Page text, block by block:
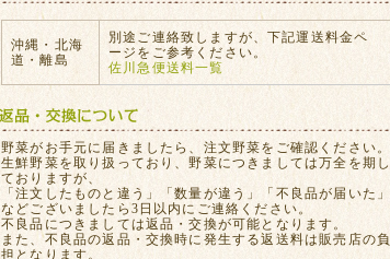
沖縄・北海
道・離島
別途ご連絡致しますが、下記運送料金ペ
ージをご参考ください。
佐川急便送料一覧
野菜がお手元に届きましたら、注文野菜をご確認ください。
生鮮野菜を取り扱っており、野菜につきましては万全を期し
ておりますが、
「注文したものと違う」「数量が違う」「不良品が届いた」
などございましたら3日以内にご連絡ください。
不良品につきましては返品・交換が可能となります。
また、不良品の返品・交換時に発生する返送料は販売店の負
担となります。